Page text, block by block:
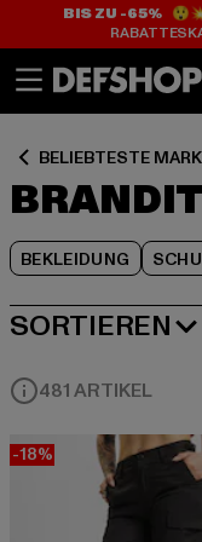
BIS ZU -65%😲💥
BELIEBTESTE
BEKLEIDUNG
SORTIEREN
BELIEBTESTE
481 ARTIKEL
-18%